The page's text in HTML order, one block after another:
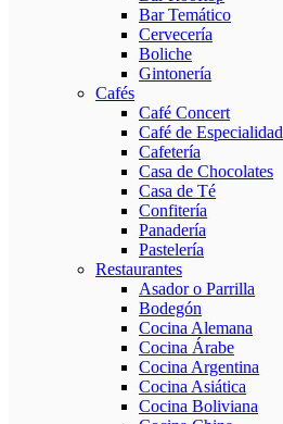
Bar Temático
Cervecería
Boliche
Gintonería
Cafés
Café Concert
Café de Especialidad
Cafetería
Casa de Chocolates
Casa de Té
Confitería
Panadería
Pastelería
Restaurantes
Asador o Parrilla
Bodegón
Cocina Alemana
Cocina Árabe
Cocina Argentina
Cocina Asiática
Cocina Boliviana